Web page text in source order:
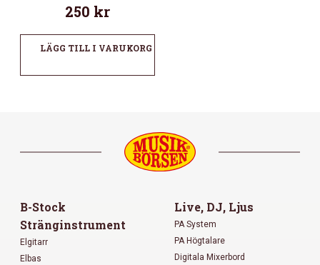
250 kr
LÄGG TILL I VARUKORG
B-Stock
Stränginstrument
Elgitarr
Elbas
Live, DJ, Ljus
PA System
PA Högtalare
Digitala Mixerbord